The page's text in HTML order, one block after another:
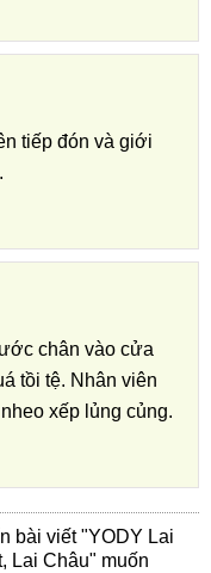
tiếp đón và giới
chân vào cửa
tồi tệ. Nhân viên
xếp lủng củng.
bài viết "YODY Lai
Lai Châu" muốn